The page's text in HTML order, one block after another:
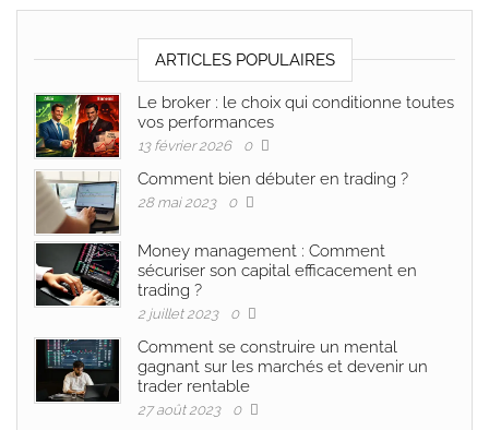
ARTICLES POPULAIRES
Le broker : le choix qui conditionne toutes
vos performances
13 février 2026 0
Comment bien débuter en trading ?
28 mai 2023 0
Money management : Comment
sécuriser son capital efficacement en
trading ?
2 juillet 2023 0
Comment se construire un mental
gagnant sur les marchés et devenir un
trader rentable
27 août 2023 0